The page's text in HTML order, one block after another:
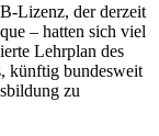
Lizenz, der derzeit
– hatten sich viel
Lehrplan des
künftig bundesweit
zu